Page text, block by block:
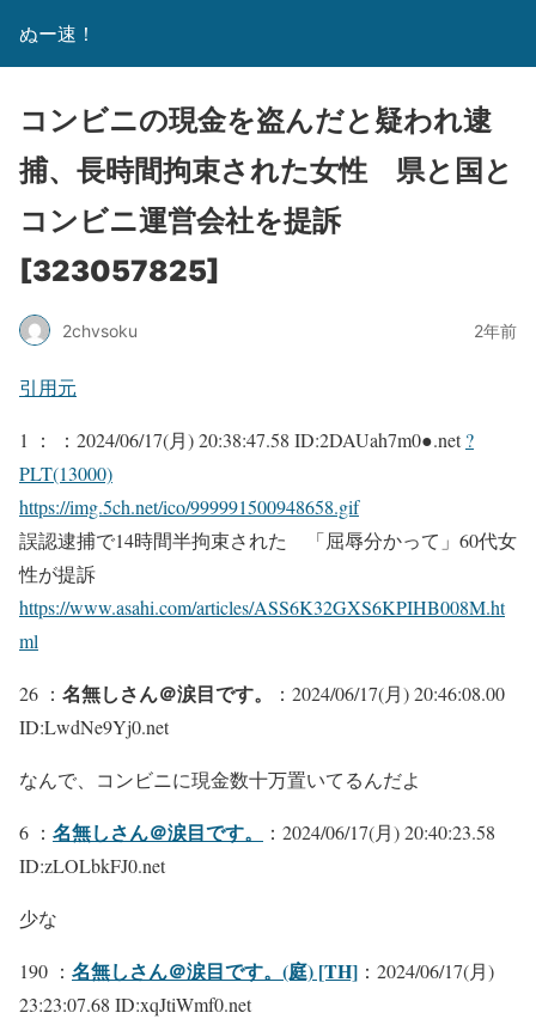
ぬー速！
コンビニの現金を盗んだと疑われ逮
捕、長時間拘束された女性 県と国と
コンビニ運営会社を提訴
[323057825]
2chvsoku 2年前
引用元
1 ： ：2024/06/17(月) 20:38:47.58 ID:2DAUah7m0●.net?
PLT(13000)
https://img.5ch.net/ico/999991500948658.gif
誤認逮捕で14時間半拘束された 「屈辱分かって」60代女
性が提訴
https://www.asahi.com/articles/ASS6K32GXS6KPIHB008M.ht
ml
26 ： 名無しさん＠涙目です。
：2024/06/17(月) 20:46:08.00
ID:LwdNe9Yj0.net
なんで、コンビニに現金数十万置いてるんだよ
6 ： 名無しさん＠涙目です。
：2024/06/17(月) 20:40:23.58
ID:zLOLbkFJ0.net
少な
190 ： 名無しさん＠涙目です。(庭) [TH] ：2024/06/17(月)
23:23:07.68 ID:xqJtiWmf0.net